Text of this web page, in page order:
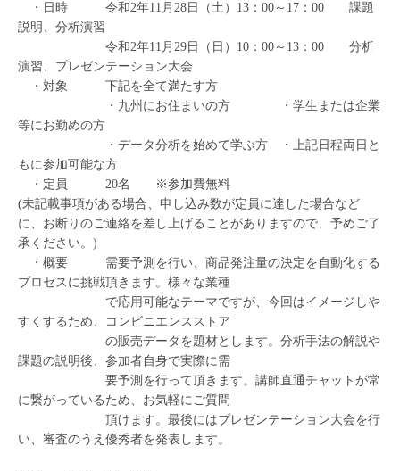
・日時 令和2年11月28日（土）13：00～17：00 課題
説明、分析演習
令和2年11月29日（日）10：00～13：00 分析
演習、プレゼンテーション大会
・対象 下記を全て満たす方
・九州にお住まいの方 ・学生または企業
等にお勤めの方
・データ分析を始めて学ぶ方 ・上記日程両日と
もに参加可能な方
・定員 20名 ※参加費無料
(未記載事項がある場合、申し込み数が定員に達した場合など
に、お断りのご連絡を差し上げることがありますので、予めご了
承ください。)
・概要 需要予測を行い、商品発注量の決定を自動化する
プロセスに挑戦頂きます。様々な業種
で応用可能なテーマですが、今回はイメージしや
すくするため、コンビニエンスストア
の販売データを題材とします。分析手法の解説や
課題の説明後、参加者自身で実際に需
要予測を行って頂きます。講師直通チャットが常
に繋がっているため、お気軽にご質問
頂けます。最後にはプレゼンテーション大会を行
い、審査のうえ優秀者を発表します。